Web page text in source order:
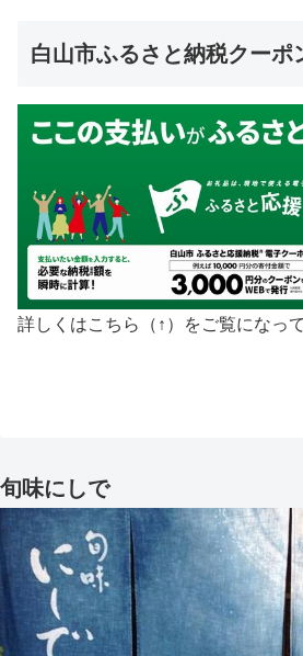
白山市ふるさと納税クーポ
詳しくはこちら（↑）をご覧になっ
旬味にしで